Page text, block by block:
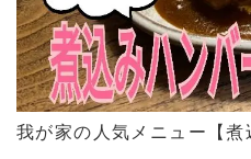
我が家の人気メニュー【煮